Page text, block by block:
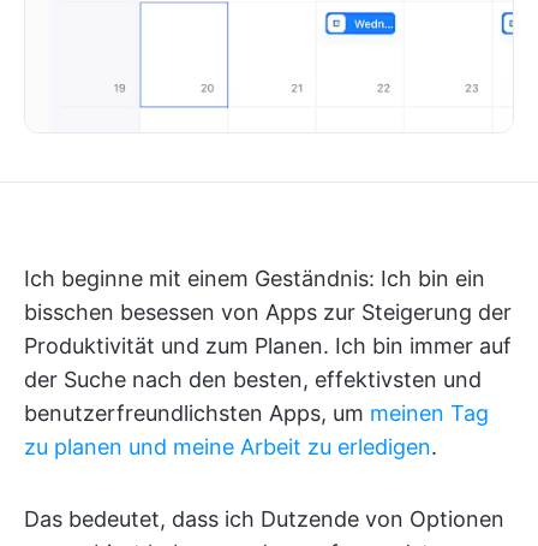
Ich beginne mit einem Geständnis: Ich bin ein
bisschen besessen von Apps zur Steigerung der
Produktivität und zum Planen. Ich bin immer auf
der Suche nach den besten, effektivsten und
benutzerfreundlichsten Apps, um meinen Tag
zu planen und meine Arbeit zu erledigen.
Das bedeutet, dass ich Dutzende von Optionen